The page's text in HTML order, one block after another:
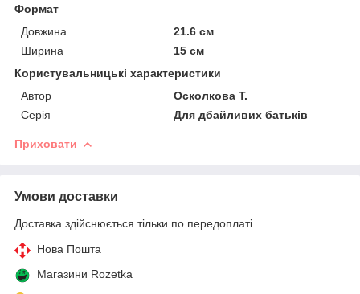
Формат
Довжина
21.6 см
Ширина
15 см
Користувальницькі характеристики
Автор
Осколкова Т.
Серія
Для дбайливих батьків
Приховати
Умови доставки
Доставка здійснюється тільки по передоплаті.
Нова Пошта
Магазини Rozetka